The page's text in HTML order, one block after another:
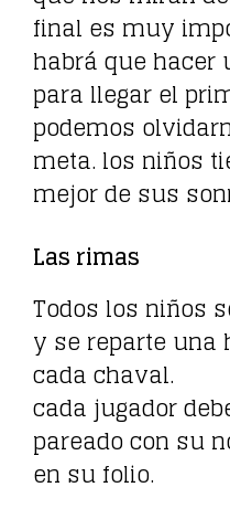
final es muy
habrá que
para llegar el
podemos
meta. los niños
mejor de sus
Las rimas
Todos los niños
y se reparte una
cada chaval.
cada jugador
pareado con su
en su folio.